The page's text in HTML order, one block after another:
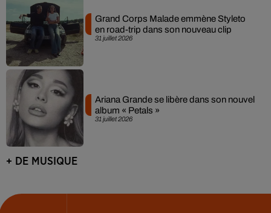
31 juillet 2026
Grand Corps Malade emmène Styleto
en road-trip dans son nouveau clip
31 juillet 2026
Ariana Grande se libère dans son nouvel
album « Petals »
+ DE MUSIQUE